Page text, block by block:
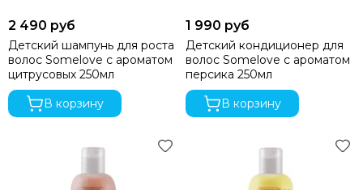
Sweet Baby
Swimtrainer
Tutis
Tutti Bambini
Tutti di Mare
UPPAbaby
2 490 руб
Детский шампунь для роста
волос Somelove с ароматом
цитрусовых 250мл
В корзину
1 990 руб
Детский кондиционер для
волос Somelove с ароматом
персика 250мл
В корзину